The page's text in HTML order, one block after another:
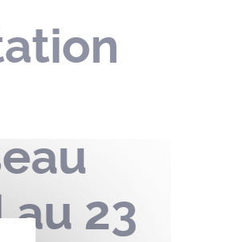
au 23